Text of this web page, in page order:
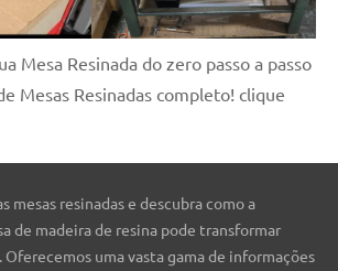
Mesa Resinada do zero passo a passo
Mesas Resinadas completo! clique
mesas resinadas e descubra como a
de madeira de resina pode transformar
uma vasta gama de informações